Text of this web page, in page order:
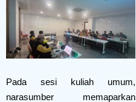
Pada sesi kuliah umum,
narasumber memaparkan